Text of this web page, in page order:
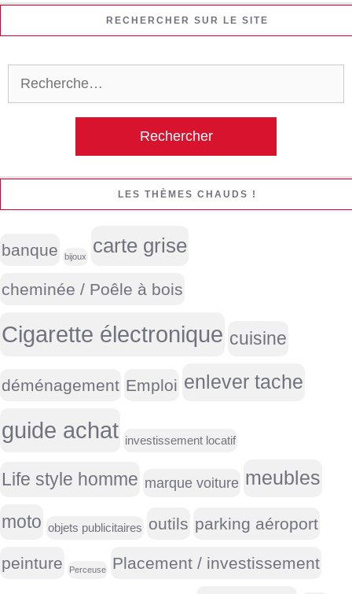
RECHERCHER SUR LE SITE
Rechercher :
LES THÈMES CHAUDS !
banque bijoux carte grise
cheminée / Poêle à bois
Cigarette électronique cuisine
déménagement Emploi enlever tache
guide achat investissement locatif
Life style homme marque voiture meubles
moto objets publicitaires outils parking aéroport
peinture Perceuse Placement / investissement